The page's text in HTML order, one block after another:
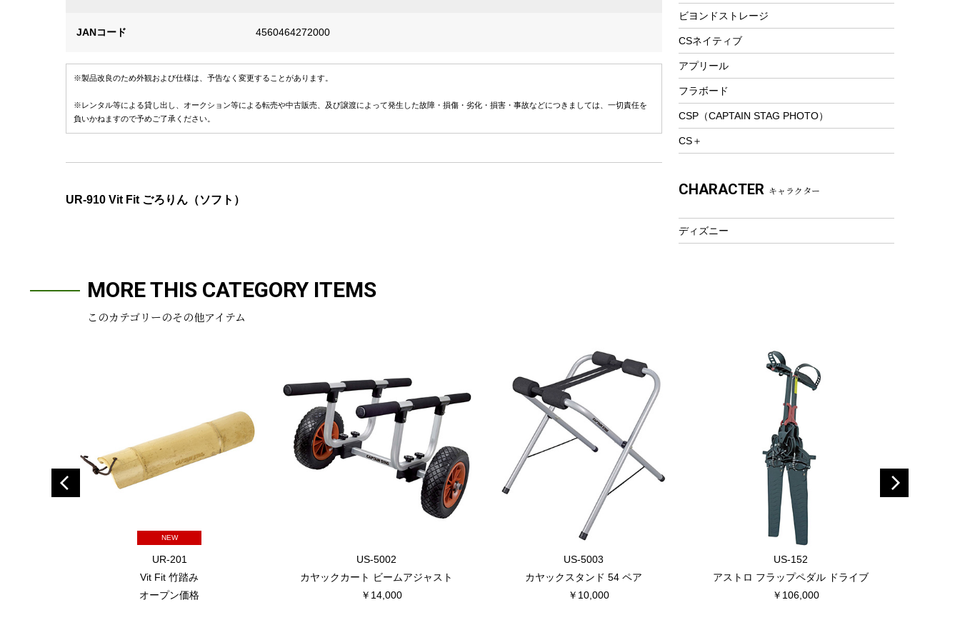
JANコード 4560464272000
※製品改良のため外観および仕様は、予告なく変更することがあります。
※レンタル等による貸し出し、オークション等による転売や中古販売、及び譲渡によって発生した故障・損傷・劣化・損害・事故などにつきましては、一切責任を
負いかねますので予めご了承ください。
UR-910 Vit Fit ごろりん（ソフト）
ツール&アクセサリー
トレッキング
トレッキングステッキ
トレッキングアクセサリー
プレイグッズ
ウェルネス
フィットネス
アクセサリー
ビヨンドストレージ
CSネイティブ
アプリール
フラボード
CSP（CAPTAIN STAG PHOTO）
CS＋
CHARACTER キャラクター
ディズニー
MORE THIS CATEGORY ITEMS
このカテゴリーのその他アイテム
NEW
UR-201
Vit Fit 竹踏み
オープン価格
US-5002
カヤックカート ビームアジャスト
￥14,000
US-5003
カヤックスタンド 54 ペア
￥10,000
US-152
アストロ フラップペダル ドライブ
￥106,000